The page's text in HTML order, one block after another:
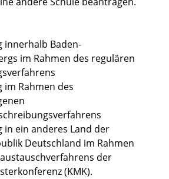
innerhalb Baden-
im Rahmen des regulären
im Rahmen des
in ein anderes Land der
Deutschland im Rahmen
der
(KMK).